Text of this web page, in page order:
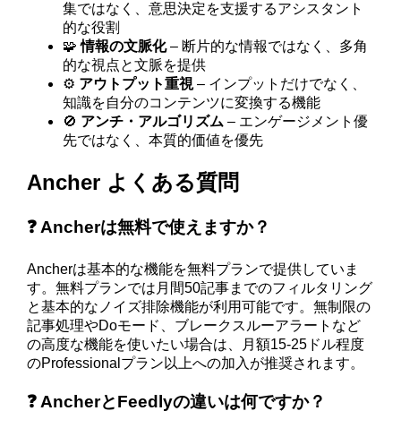
集ではなく、意思決定を支援するアシスタント
的な役割
🧩情報の文脈化– 断片的な情報ではなく、多角
的な視点と文脈を提供
⚙️ アウトプット重視– インプットだけでなく、
知識を自分のコンテンツに変換する機能
🚫 アンチ・アルゴリズム – エンゲージメント優
先ではなく、本質的価値を優先
Ancher よくある質問
❓ Ancherは無料で使えますか？
Ancherは基本的な機能を無料プランで提供していま
す。無料プランでは月間50記事までのフィルタリング
と基本的なノイズ排除機能が利用可能です。無制限の
記事処理やDoモード、ブレークスルーアラートなど
の高度な機能を使いたい場合は、月額15-25ドル程度
のProfessionalプラン以上への加入が推奨されます。
❓ AncherとFeedlyの違いは何ですか？